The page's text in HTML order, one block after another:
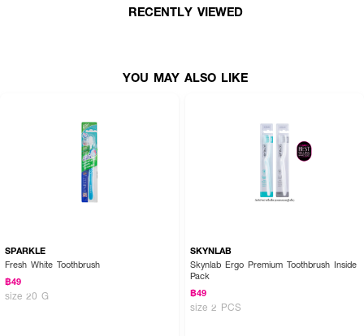
ใช้แปรงสีฟันทำความสะอาดฟันอย่างน้อยวันละ 2 ครั้ง เช้า-ก่อนนอน หรือหลังรับ
RECENTLY VIEWED
YOU MAY ALSO LIKE
SPARKLE
Fresh White Toothbrush
฿49
size 20 G
SKYNLAB
Skynlab Ergo Premium Toothbrush Inside
Pack
฿49
size 2 PCS